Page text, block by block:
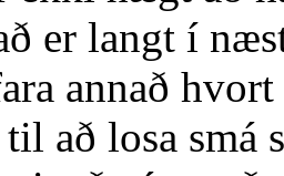
er langt í
annað
að losa smá